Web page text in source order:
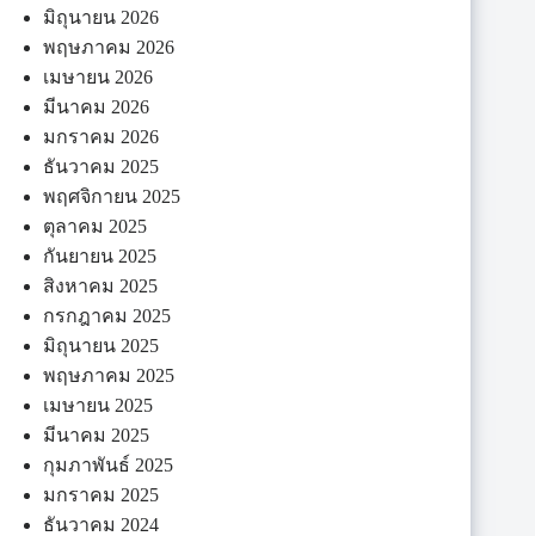
มิถุนายน 2026
พฤษภาคม 2026
เมษายน 2026
มีนาคม 2026
มกราคม 2026
ธันวาคม 2025
พฤศจิกายน 2025
ตุลาคม 2025
กันยายน 2025
สิงหาคม 2025
กรกฎาคม 2025
มิถุนายน 2025
พฤษภาคม 2025
เมษายน 2025
มีนาคม 2025
กุมภาพันธ์ 2025
มกราคม 2025
ธันวาคม 2024